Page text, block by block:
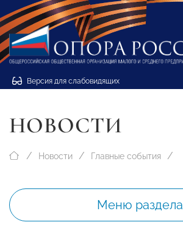
Версия для слабовидящих
НОВОСТИ
Новости Главные события
Меню раздела